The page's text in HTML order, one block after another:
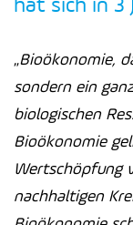
„Bioökonomie,
sondern ein
biologischen
Bioökonomie
Wertschöpfung
nachhaltigen